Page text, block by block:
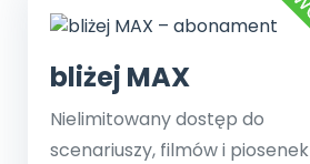
bliżej MAX
Nielimitowany dostęp do
scenariuszy, filmów i piosenek